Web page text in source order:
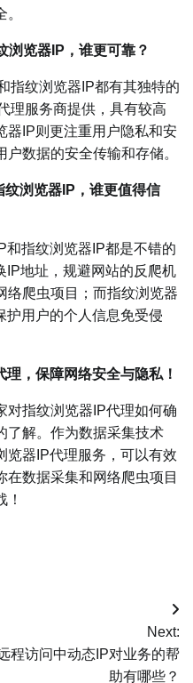
浏览器IP，谁更可靠？
指纹浏览器IP都有其独特的
理服务商提供，具有较高
器IP则更注重用户隐私和安
数据的安全传输和存储。
浏览器IP，谁更值得信
指纹浏览器IP都是不错的
IP地址，规避网站的反爬机
络爬虫项目；而指纹浏览器
护用户的个人信息免受侵
，保障网络安全与隐私！
指纹浏览器IP代理如何确
了解。作为数据采集技术
览器IP代理服务，可以有效
数据采集和网络爬虫项目
Next:
程访问中动态IP对业务的帮
助有哪些？